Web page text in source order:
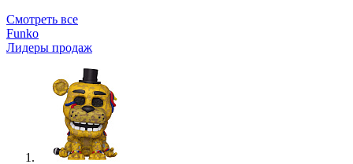
Смотреть все
Funko
Лидеры продаж